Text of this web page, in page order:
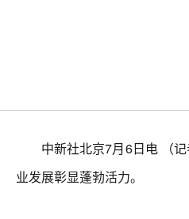
中新社北京7月6日电 （记
业发展彰显蓬勃活力。